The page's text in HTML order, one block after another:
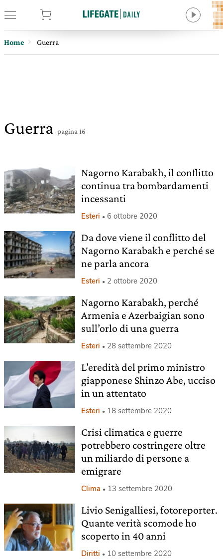
Home Guerra
Guerra pagina 16
Nagorno Karabakh, il conflitto
continua tra bombardamenti
incessanti
Esteri 6 ottobre 2020
Da dove viene il conflitto del
Nagorno Karabakh e perché se
ne parla ancora
Esteri 2 ottobre 2020
Nagorno Karabakh, perché
Armenia e Azerbaigian sono
sull’orlo di una guerra
Esteri 28 settembre 2020
L’eredità del primo ministro
giapponese Shinzo Abe, ucciso
in un attentato
Esteri 18 settembre 2020
Crisi climatica e guerre
potrebbero costringere oltre
un miliardo di persone a
emigrare
Clima 13 settembre 2020
Livio Senigalliesi, fotoreporter.
Quante verità scomode ho
scoperto in 40 anni
Diritti 10 settembre 2020